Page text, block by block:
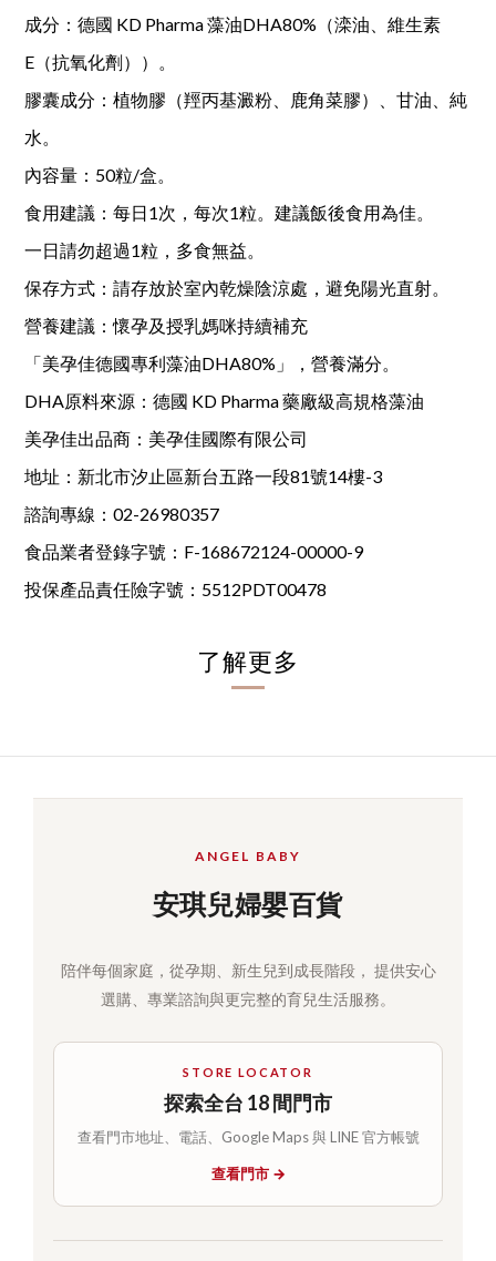
成分：德國 KD Pharma 藻油DHA80%（滦油、維生素
E（抗氧化劑））。
膠囊成分：植物膠（羥丙基澱粉、鹿角菜膠）、甘油、純
水。
內容量：50粒/盒。
食用建議：每日1次，每次1粒。建議飯後食用為佳。
一日請勿超過1粒，多食無益。
保存方式：請存放於室內乾燥陰涼處，避免陽光直射。
營養建議：懷孕及授乳媽咪持續補充
「美孕佳德國專利藻油DHA80%」，營養滿分。
DHA原料來源：德國 KD Pharma 藥廠級高規格藻油
美孕佳出品商：美孕佳國際有限公司
地址：新北市汐止區新台五路一段81號14樓-3
諮詢專線：02-26980357
食品業者登錄字號：F-168672124-00000-9
投保產品責任險字號：5512PDT00478
了解更多
ANGEL BABY
安琪兒婦嬰百貨
陪伴每個家庭，從孕期、新生兒到成長階段， 提供安心
選購、專業諮詢與更完整的育兒生活服務。
STORE LOCATOR
探索全台 18 間門市
查看門市地址、電話、Google Maps 與 LINE 官方帳號
查看門市 →